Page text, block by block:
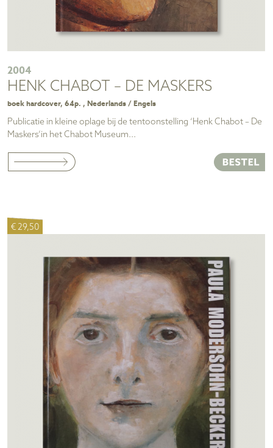
2004
HENK CHABOT – DE MASKERS
boek hardcover, 64p. , Nederlands / Engels
Publicatie in kleine oplage bij de tentoonstelling ‘Henk Chabot – De
Maskers’in het Chabot Museum...
€ 29,50